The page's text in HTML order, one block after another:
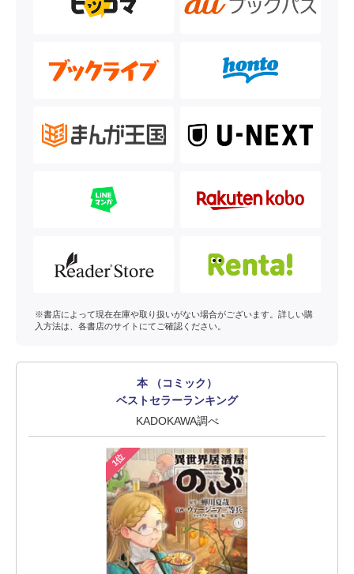
※書店によって現在在庫や取り扱いがない場合がございます。詳しい購
入方法は、各書店のサイトにてご確認ください。
本 （コミック）
ベストセラーランキング
KADOKAWA調べ
1位